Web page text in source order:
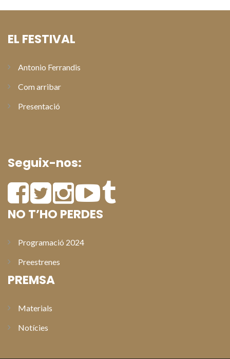
EL FESTIVAL
Antonio Ferrandis
Com arribar
Presentació
Seguix-nos:
NO T’HO PERDES
Programació 2024
Preestrenes
PREMSA
Materials
Notícies